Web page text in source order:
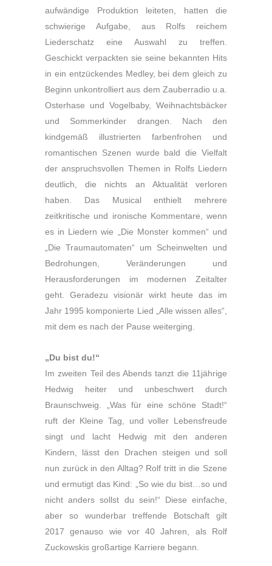
aufwändige Produktion leiteten, hatten die
schwierige Aufgabe, aus Rolfs reichem
Liederschatz eine Auswahl zu treffen.
Geschickt verpackten sie seine bekannten Hits
in ein entzückendes Medley, bei dem gleich zu
Beginn unkontrolliert aus dem Zauberradio u.a.
Osterhase und Vogelbaby, Weihnachtsbäcker
und Sommerkinder drangen. Nach den
kindgemäß illustrierten farbenfrohen und
romantischen Szenen wurde bald die Vielfalt
der anspruchsvollen Themen in Rolfs Liedern
deutlich, die nichts an Aktualität verloren
haben. Das Musical enthielt mehrere
zeitkritische und ironische Kommentare, wenn
es in Liedern wie „Die Monster kommen“ und
„Die Traumautomaten“ um Scheinwelten und
Bedrohungen, Veränderungen und
Herausforderungen im modernen Zeitalter
geht. Geradezu visionär wirkt heute das im
Jahr 1995 komponierte Lied „Alle wissen alles“,
mit dem es nach der Pause weiterging.
„Du bist du!“
Im zweiten Teil des Abends tanzt die 11jährige
Hedwig heiter und unbeschwert durch
Braunschweig. „Was für eine schöne Stadt!“
ruft der Kleine Tag, und voller Lebensfreude
singt und lacht Hedwig mit den anderen
Kindern, lässt den Drachen steigen und soll
nun zurück in den Alltag? Rolf tritt in die Szene
und ermutigt das Kind: „So wie du bist…so und
nicht anders sollst du sein!“ Diese einfache,
aber so wunderbar treffende Botschaft gilt
2017 genauso wie vor 40 Jahren, als Rolf
Zuckowskis großartige Karriere begann.